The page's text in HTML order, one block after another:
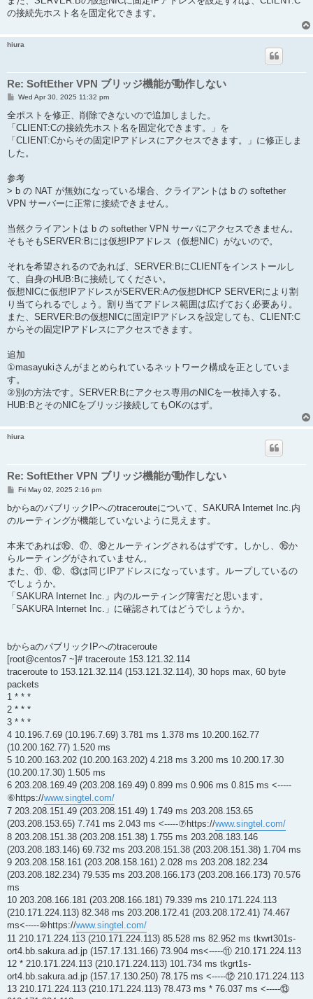
の接続先ホスト名を固定化できます。
hiura
Re: SoftEther VPN ブリッジ機能が動作しない
P
s
t
Wed Apr 30, 2025 11:32 pm
全ポストを修正、削除できないので追加しました。
「CLIENT:Cの接続先ホスト名を固定化できます。」を
「CLIENT:Cからその固定IPアドレスにアクセスできます。」に修正しま
した。
参考
> b の NAT が無効になっている場合、クライアントは b の softether
VPN サーバーに正常に接続できません。
当然クライアントは b の softether VPN サーバにアクセスできません。
そもそもSERVER:Bには仮想IPアドレス（仮想NIC）がないので。
それを希望されるのであれば、SERVER:BにCLIENTをインストールし
て、自身のHUB:Bに接続してください。
仮想NICに仮想IPアドレスがSERVER:Aの仮想DHCP SERVERにより割
り当てられるでしょう。割り当てアドレス範囲は広げておく必要あり。
また、SERVER:Bの仮想NICに固定IPアドレスを設定しても、CLIENT:C
からその固定IPアドレスにアクセスできます。
追加
①masayukiさんがまとめられているネットワーク構成を正としていま
す。
②別の方法です。SERVER:Bにアクセス専用のNICを一枚挿入する。
HUB:BとそのNICをブリッジ接続してもOKのはず。
hiura
Re: SoftEther VPN ブリッジ機能が動作しない
P
s
t
Fri May 02, 2025 2:16 pm
bからaのパブリックIPへのtracerouteについて、SAKURA Internet Inc.内
のルーティングが機能していないように見えます。
本来であれば⑯、⑰、⑱とルーティングされるはずです。しかし、⑯か
らルーティングがされていません。
また、⑪、⑫、⑬は同じIPアドレスになっています。ループしているの
でしょうか。
「SAKURA Internet Inc.」内のルーティング障害だと思います。
「SAKURA Internet Inc.」に確認されてはどうでしょうか。
bからaのパブリックIPへのtraceroute
[root@centos7 ~]# traceroute 153.121.32.114
traceroute to 153.121.32.114 (153.121.32.114), 30 hops max, 60 byte
packets
1 * * *
2 * * *
3 * * *
4 10.196.7.69 (10.196.7.69) 3.781 ms 1.378 ms 10.200.162.77
(10.200.162.77) 1.520 ms
5 10.200.163.202 (10.200.163.202) 4.218 ms 3.200 ms 10.200.17.30
(10.200.17.30) 1.505 ms
6 203.208.169.49 (203.208.169.49) 0.899 ms 0.906 ms 0.815 ms <-----
⑥https://www.singtel.com/
7 203.208.151.49 (203.208.151.49) 1.749 ms 203.208.153.65
(203.208.153.65) 7.741 ms 2.043 ms <-----⑦https://www.singtel.com/
8 203.208.151.38 (203.208.151.38) 1.755 ms 203.208.183.146
(203.208.183.146) 69.732 ms 203.208.151.38 (203.208.151.38) 1.704 ms
9 203.208.158.161 (203.208.158.161) 2.028 ms 203.208.182.234
(203.208.182.234) 79.535 ms 203.208.166.173 (203.208.166.173) 70.576
ms
10 203.208.166.181 (203.208.166.181) 79.339 ms 210.171.224.113
(210.171.224.113) 82.348 ms 203.208.172.41 (203.208.172.41) 74.467
ms<-----⑩https://www.singtel.com/
11 210.171.224.113 (210.171.224.113) 85.528 ms 82.952 ms tkwrt301s-
ort4.bb.sakura.ad.jp (157.17.131.166) 73.904 ms<-----⑪ 210.171.224.113
12 * 210.171.224.113 (210.171.224.113) 101.734 ms tkgrt1s-
ort4.bb.sakura.ad.jp (157.17.130.250) 78.175 ms <-----⑫ 210.171.224.113
13 210.171.224.113 (210.171.224.113) 78.473 ms * 76.037 ms <-----⑬